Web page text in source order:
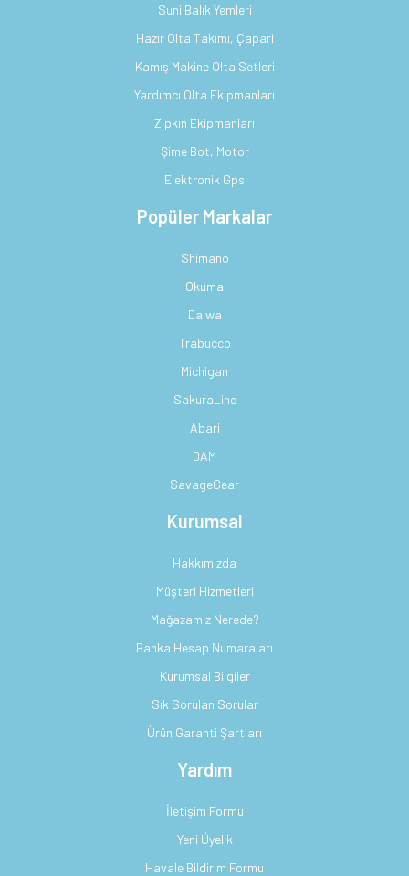
Suni Balık Yemleri
Hazır Olta Takımı, Çapari
Kamış Makine Olta Setleri
Yardımcı Olta Ekipmanları
Zıpkın Ekipmanları
Şime Bot, Motor
Elektronik Gps
Popüler Markalar
Shimano
Okuma
Daiwa
Trabucco
Michigan
SakuraLine
Abari
DAM
SavageGear
Kurumsal
Hakkımızda
Müşteri Hizmetleri
Mağazamız Nerede?
Banka Hesap Numaraları
Kurumsal Bilgiler
Sık Sorulan Sorular
Ürün Garanti Şartları
Yardım
İletişim Formu
Yeni Üyelik
Havale Bildirim Formu